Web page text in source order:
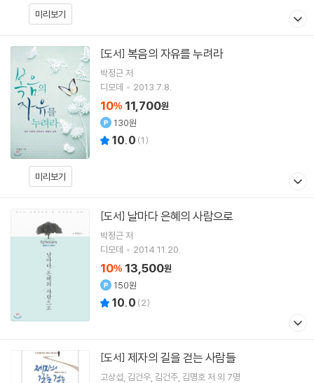
미리보기
미리보기
[도서] 복음의 자유를 누려라
박정근저
디모데
2013.7.8.
10% 11,700원
130원
10.0 (1)
[도서] 날마다 은혜의 사람으로
박정근저
디모데
2014.11.20.
10% 13,500원
150원
10.0 (2)
[도서] 제자의 길을 걷는 사람들
고상섭 김건우 김건주 김명호저 외 7명